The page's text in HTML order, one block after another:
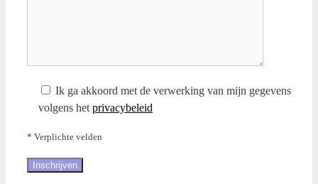
Ik ga akkoord met de verwerking van mijn gegevens
volgens het privacybeleid
* Verplichte velden